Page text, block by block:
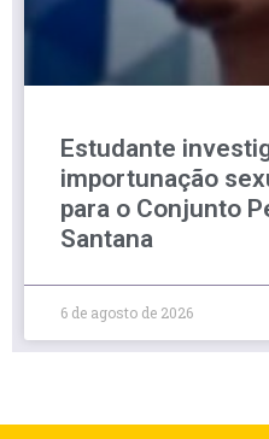
Estudante
importunação
para o Conjunto
Santana
6 de agosto de 2026